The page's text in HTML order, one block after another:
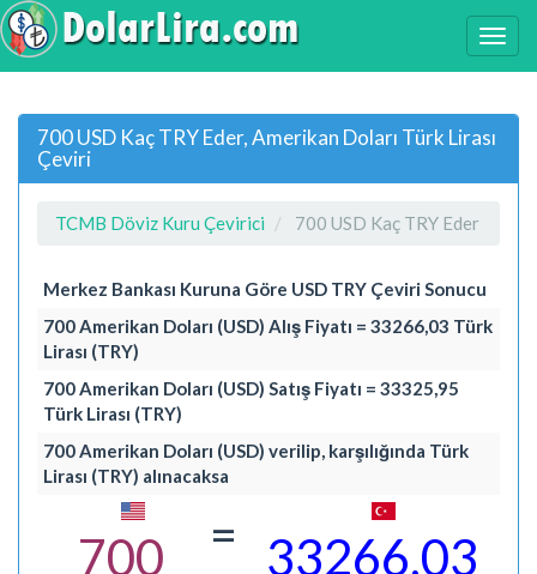
700 USD Kaç TRY Eder, Amerikan Doları Türk Lirası
Çeviri
TCMB Döviz Kuru Çevirici 700 USD Kaç TRY Eder
Merkez Bankası Kuruna Göre USD TRY Çeviri Sonucu
700 Amerikan Doları (USD) Alış Fiyatı = 33266,03 Türk
Lirası (TRY)
700 Amerikan Doları (USD) Satış Fiyatı = 33325,95
Türk Lirası (TRY)
700 Amerikan Doları (USD) verilip, karşılığında Türk
Lirası (TRY) alınacaksa
700
=
33266,03